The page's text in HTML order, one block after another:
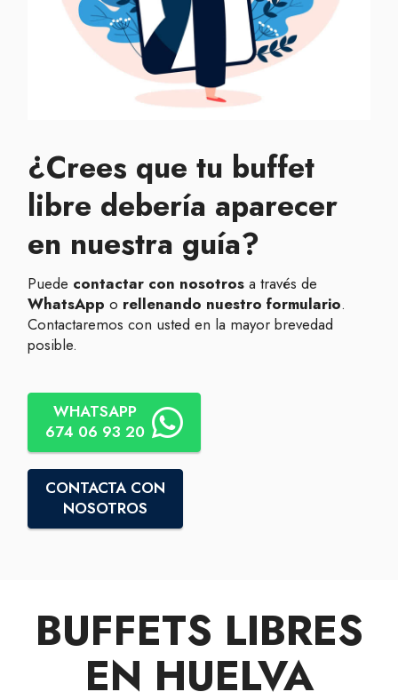
¿Crees que tu buffet
libre debería aparecer
en nuestra guía?
Puede contactar con nosotros a través de
WhatsApp o rellenando nuestro formulario.
Contactaremos con usted en la mayor brevedad
posible.
WHATSAPP
674 06 93 20
CONTACTA CON
NOSOTROS
BUFFETS LIBRES
EN HUELVA